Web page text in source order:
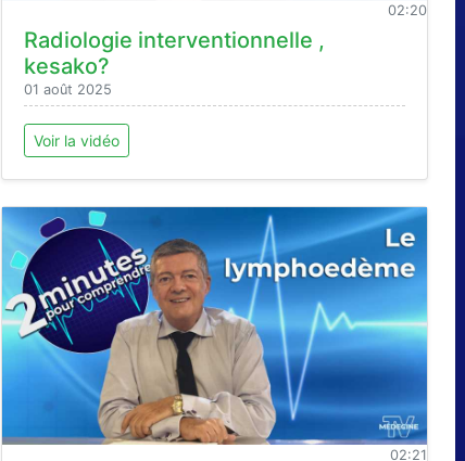
02:20
Radiologie interventionnelle ,
kesako?
01 août 2025
Voir la vidéo
02:21